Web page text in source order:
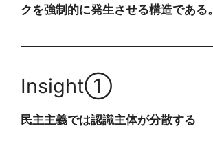
クを強制的に発生させる構造である。
Insight①
民主主義では認識主体が分散する